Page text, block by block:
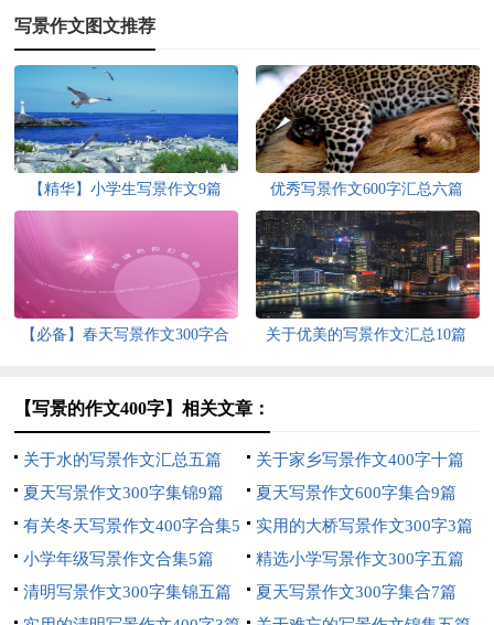
写景作文图文推荐
【精华】小学生写景作文9篇 优秀写景作文600字汇总六篇
【必备】春天写景作文300字合
关于优美的写景作文汇总10篇
【写景的作文400字】相关文章：
关于水的写景作文汇总五篇
关于家乡写景作文400字十篇
夏天写景作文300字集锦9篇
夏天写景作文600字集合9篇
有关冬天写景作文400字合集5
篇
实用的大桥写景作文300字3篇
小学年级写景作文合集5篇
精选小学写景作文300字五篇
清明写景作文300字集锦五篇
夏天写景作文300字集合7篇